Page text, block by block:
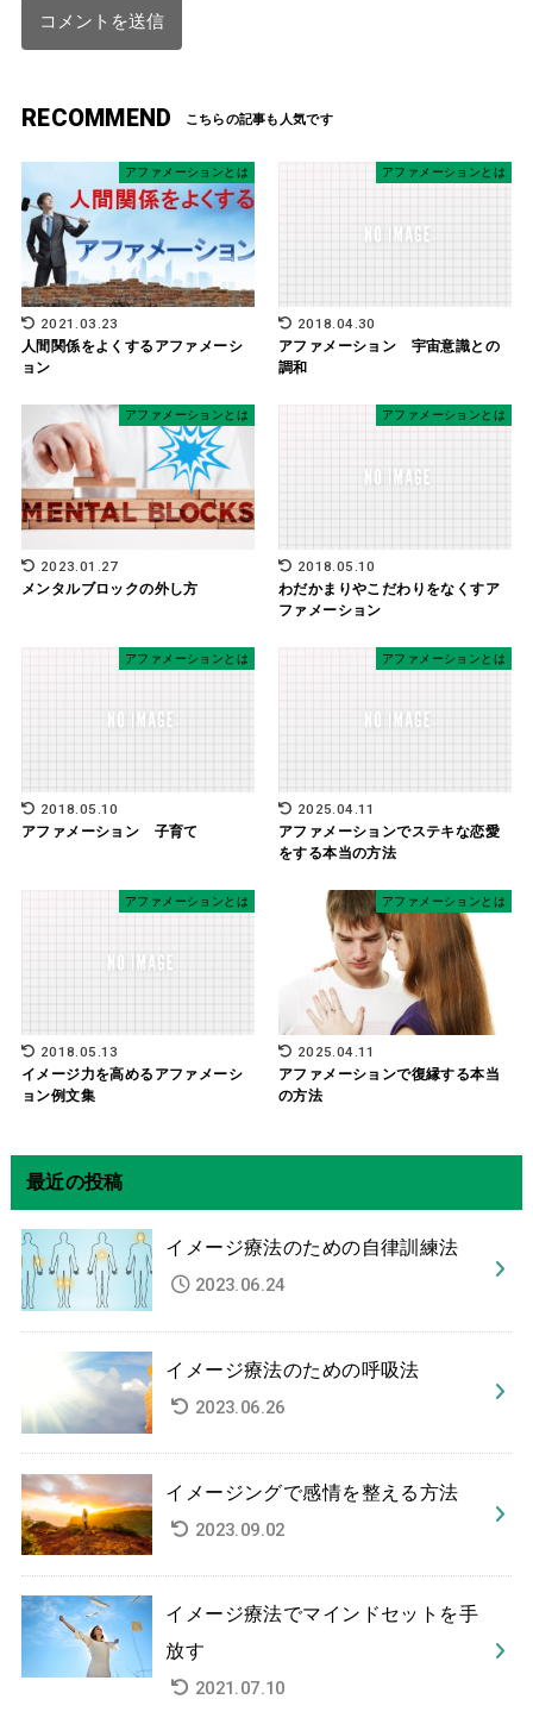
RECOMMEND
アファメーションとは
2021.03.23
人間関係をよくするアファメーシ
ョン
アファメーションとは
2018.04.30
アファメーション 宇宙意識との
調和
アファメーションとは
2023.01.27
メンタルブロックの外し方
アファメーションとは
2018.05.10
わだかまりやこだわりをなくすア
ファメーション
アファメーションとは
2018.05.10
アファメーション 子育て
アファメーションとは
2025.04.11
アファメーションでステキな恋愛
をする本当の方法
アファメーションとは
2018.05.13
イメージ力を高めるアファメーシ
ョン例文集
アファメーションとは
2025.04.11
アファメーションで復縁する本当
の方法
最近の投稿
イメージ療法のための自律訓練法
2023.06.24
イメージ療法のための呼吸法
2023.06.26
イメージングで感情を整える方法
2023.09.02
イメージ療法でマインドセットを手
放す
2021.07.10